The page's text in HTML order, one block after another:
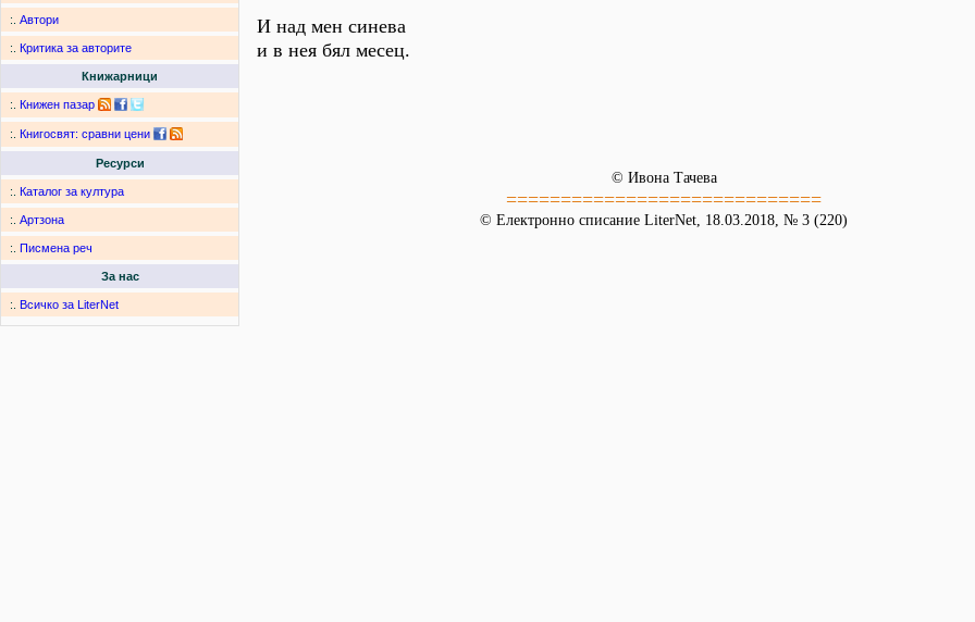
:. Автори
:. Критика за авторите
Книжарници
:. Книжен пазар
:. Книгосвят: сравни цени
Ресурси
:. Каталог за култура
:. Артзона
:. Писмена реч
За нас
:. Всичко за LiterNet
И над мен синева
и в нея бял месец.
© Ивона Тачева
=============================
© Електронно списание LiterNet, 18.03.2018, № 3 (220)